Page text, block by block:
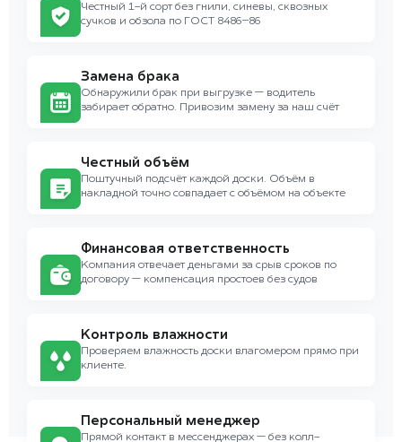
Честный 1-й сорт без гнили, синевы, сквозных
сучков и обзола по ГОСТ 8486–86
Замена брака
Обнаружили брак при выгрузке — водитель
забирает обратно. Привозим замену за наш счёт
Честный объём
Поштучный подсчёт каждой доски. Объём в
накладной точно совпадает с объёмом на объекте
Финансовая ответственность
Компания отвечает деньгами за срыв сроков по
договору — компенсация простоев без судов
Контроль влажности
Проверяем влажность доски влагомером прямо при
клиенте.
Персональный менеджер
Прямой контакт в мессенджерах — без колл-